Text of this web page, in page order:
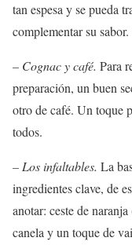
tan espesa y se pueda
complementar su sabor.
– Cognac y café. Para
preparación, un buen
otro de café. Un toque
todos.
– Los infaltables. La
ingredientes clave, de
anotar: ceste de
canela y un toque de